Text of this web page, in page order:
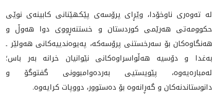
لە تەوەری ناوخۆدا، وێڕای پرۆسەی پێکهێنانی کابینەی نوێی
حکوومەتی هەرێمی کوردستان و خستنەڕووی دوا هەوڵ و
هەنگاوەکان بۆ سەرخستنی پرۆسەکە، پەیوەندییەکانی هەولێر ـ
بەغدا و دۆسیە هەڵواسراوەکانی نێوانیان خرانە بەر باس؛
لەمبارەیەوە، پێویستیی بەردەوامبوونی گفتوگۆ و
دانوستاندنەکان و گەڕانەوە بۆ دەستوور، دووپات کرایەوە.